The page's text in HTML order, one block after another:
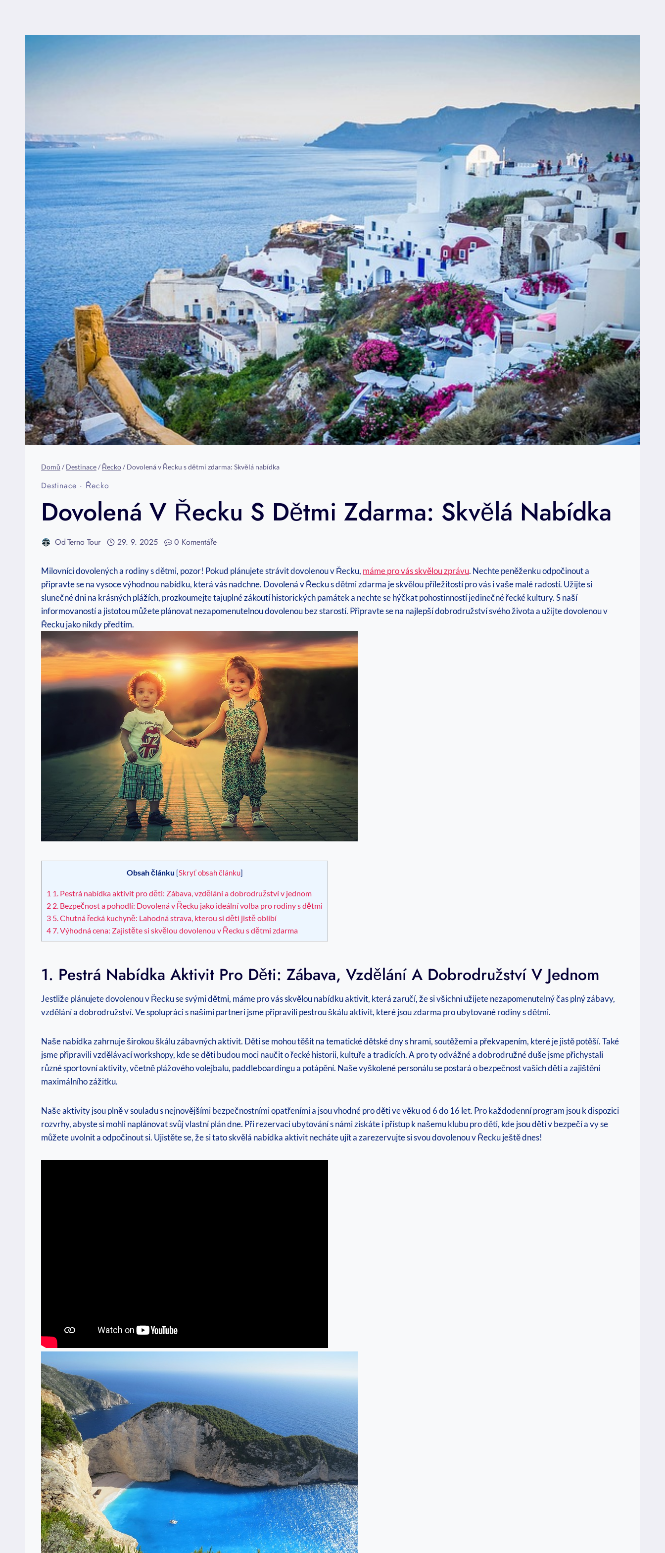
Domů / Destinace/ Řecko/ Dovolená v Řecku s dětmi zdarma: Skvělá nabídka
Destinace · Řecko
Dovolená V Řecku S Dětmi Zdarma: Skvělá Nabídka
OdTerno Tour 29. 9. 2025 0 Komentáře
Milovníci​ dovolených a rodiny⁣ s dětmi, pozor! Pokud plánujete strávit dovolenou v Řecku,‌ máme ⁣pro vás skvělou zprávu. Nechte peněženku odpočinout a
připravte se ​na vysoce ‌výhodnou nabídku, ‍která vás ‍nadchne. Dovolená v Řecku s dětmi zdarma je skvělou příležitostí pro vás i vaše⁢ malé radostí. Užijte si
slunečné dni na ⁢krásných plážích,⁤ prozkoumejte tajuplné zákoutí historických ‍památek a nechte⁢ se ⁤hýčkat pohostinností jedinečné ‍řecké kultury.‍ S naší
informovaností a jistotou můžete plánovat nezapomenutelnou ‍dovolenou‍ bez starostí. Připravte se na najlepší ‌dobrodružství svého života a užijte dovolenou v
Řecku jako nikdy předtím.
Obsah článku [Skryť obsah článku]
1 1. Pestrá nabídka aktivit pro děti: Zábava,⁤ vzdělání a dobrodružství v‍ jednom
2 2. ‌Bezpečnost a pohodlí: Dovolená v Řecku jako ideální⁢ volba pro rodiny s dětmi
3 5. Chutná řecká⁢ kuchyně: ⁤Lahodná strava, kterou si⁤ děti‌ jistě oblíbí
47. Výhodná ⁤cena: Zajistěte⁣ si skvělou ‍dovolenou v⁣ Řecku s dětmi zdarma
1. Pestrá Nabídka Aktivit Pro Děti: Zábava,⁤ Vzdělání A Dobrodružství V‍ Jednom
Jestliže plánujete dovolenou v Řecku se⁣ svými dětmi, máme pro​ vás skvělou nabídku⁣ aktivit, která ‌zaručí, že si všichni užijete nezapomenutelný‍ čas plný zábavy,
vzdělání ‌a ⁤dobrodružství. Ve spolupráci s ‌našimi partneri ​jsme připravili pestrou škálu⁤ aktivit, které jsou zdarma pro ⁤ubytované rodiny s dětmi.
Naše nabídka⁤ zahrnuje širokou škálu​ zábavných aktivit. Děti ​se mohou těšit​ na tematické⁣ dětské dny s hrami, soutěžemi ⁤a překvapením, které je‍ jistě potěší. Také
jsme připravili vzdělávací workshopy, kde se děti budou​ moci naučit o řecké​ historii, ⁢kultuře a tradicích. A pro ty odvážné a ‍dobrodružné duše jsme přichystali
‍různé sportovní⁢ aktivity, včetně ‌plážového volejbalu, paddleboardingu a potápění. Naše ⁤vyškolené personálu se postará o‌ bezpečnost vašich dětí a‌ zajištění
maximálního ‍zážitku.
Naše aktivity jsou plně v souladu s nejnovějšími bezpečnostními opatřeními a jsou vhodné‌ pro děti⁣ ve věku od 6 ​do 16 ‍let.‌ Pro každodenní program jsou k dispozici⁤
rozvrhy, abyste si mohli naplánovat svůj vlastní plán⁢ dne. Při rezervaci ubytování s námi získáte i⁢ přístup k našemu klubu⁢ pro děti,⁣ kde jsou děti v bezpečí a vy se
můžete uvolnit a odpočinout si. Ujistěte se,⁤ že si‌ tato skvělá ⁤nabídka aktivit necháte ujít a zarezervujte‍ si svou dovolenou​ v Řecku ještě dnes!